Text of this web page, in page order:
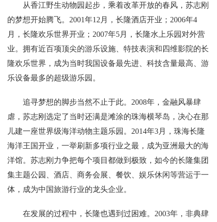
从香江野生动物园起步，乘着改革开放的春风，苏志刚
的梦想开始腾飞。2001年12月，长隆酒店开业；2006年4
月，长隆欢乐世界开业；2007年5月，长隆水上乐园对外营
业。拥有近百项顶尖的游乐设施、特技表演和四维影院的长
隆欢乐世界，成为当时我国设备最先进、科技含量最高、游
乐设备最多的超级游乐园。
追寻梦想的脚步当然不止于此。2008年，金融风暴肆
虐，苏志刚选定了当时还满是滩涂的珠海横琴岛，决心在那
儿建一座世界级海洋动物主题乐园。2014年3月，珠海长隆
海洋王国开业，一举刷新多项行业之最，成为亚洲最大的海
洋馆。苏志刚力争把每个项目都做到极致，如今的长隆集团
集主题公园、酒店、商务会展、餐饮、娱乐休闲等营运于一
体，成为中国旅游行业的龙头企业。
在发展的过程中，长隆也遇到过困难。2003年，非典肆